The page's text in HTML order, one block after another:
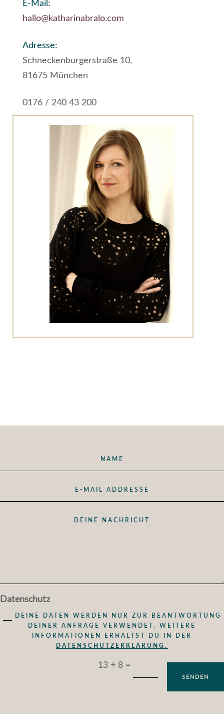
E-Mail:
hallo@katharinabralo.com
Adresse:
Schneckenburgerstraße 10,
81675 München
0176 / 240 43 200
Datenschutz
DEINE DATEN WERDEN NUR ZUR BEANTWORTUNG
DEINER ANFRAGE VERWENDET. WEITERE
INFORMATIONEN ERHÄLTST DU IN DER
DATENSCHUTZERKLÄRUNG.
13 + 8 =
SENDEN